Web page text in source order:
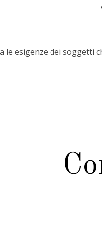
le esigenze dei soggetti